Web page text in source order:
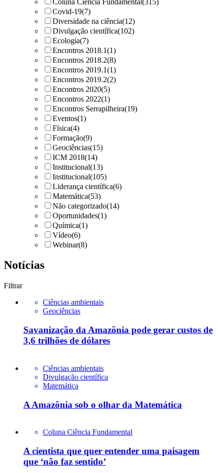
Covid-19(7)
Diversidade na ciência(12)
Divulgação científica(102)
Ecologia(7)
Encontros 2018.1(1)
Encontros 2018.2(8)
Encontros 2019.1(1)
Encontros 2019.2(2)
Encontros 2020(5)
Encontros 2022(1)
Encontros Serrapilheira(19)
Eventos(1)
Física(4)
Formação(9)
Geociências(15)
ICM 2018(14)
Institucional(13)
Institucional(105)
Liderança científica(6)
Matemática(53)
Não categorizado(14)
Oportunidades(1)
Química(1)
Vídeo(6)
Webinar(8)
Notícias
Filtrar
Ciências ambientais
Geociências
Savanização da Amazônia pode gerar custos de
3,6 trilhões de dólares
Ciências ambientais
Divulgação científica
Matemática
A Amazônia sob o olhar da Matemática
Coluna Ciência Fundamental
A cientista que quer entender uma paisagem
que ‘não faz sentido’